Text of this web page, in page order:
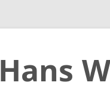
Ga
Hans